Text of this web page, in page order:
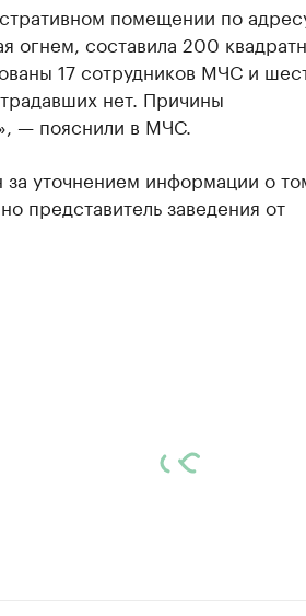
помещении по
огнем, составила 200
17 сотрудников МЧС и
нет. Причины
— пояснили в МЧС.
уточнением информации о
представитель заведения от